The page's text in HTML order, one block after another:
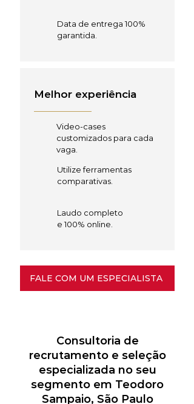
Data de entrega 100%
garantida.
Melhor experiência
Video-cases
customizados para cada
vaga.
Utilize ferramentas
comparativas.
Laudo completo
e 100% online.
FALE COM UM ESPECIALISTA
Consultoria de
recrutamento e seleção
especializada no seu
segmento em Teodoro
Sampaio, São Paulo